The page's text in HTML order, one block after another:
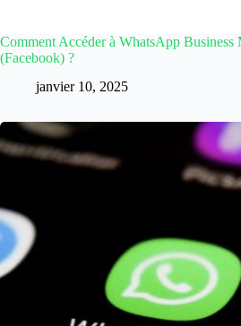
Comment Accéder à WhatsApp Business
(Facebook) ?
janvier 10, 2025